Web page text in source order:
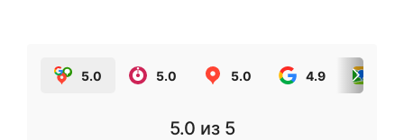
5.0 5.0 5.0 4.9
5.0 из 5